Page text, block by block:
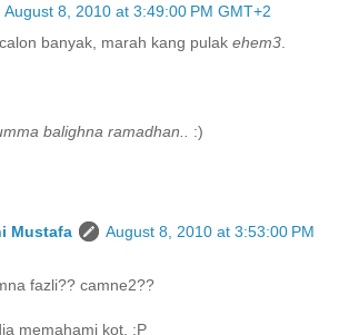
August 8, 2010 at 3:49:00 PM GMT+2
banyak, marah kang pulak ehem3
balighna ramadhan..
:)
Mustafa
August 8, 2010 at 3:53:00 PM
fazli?? camne2??
memahami kot. :P